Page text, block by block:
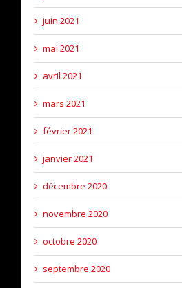
juin 2021
mai 2021
avril 2021
mars 2021
février 2021
janvier 2021
décembre 2020
novembre 2020
octobre 2020
septembre 2020